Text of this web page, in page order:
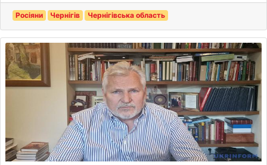
Росіяни Чернігів Чернігівська область